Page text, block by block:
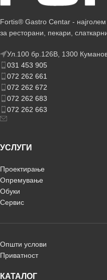
Fortis® Gastro Centar -
за ресторани, пекари,
Ул.100 бр.126В, 1300
031 453 905
072 262 661
072 262 672
072 262 683
072 262 663
УСЛУГИ
Проектирање
Опремување
Обуки
Сервис
Општи услови
Приватност
КАТАЛОГ